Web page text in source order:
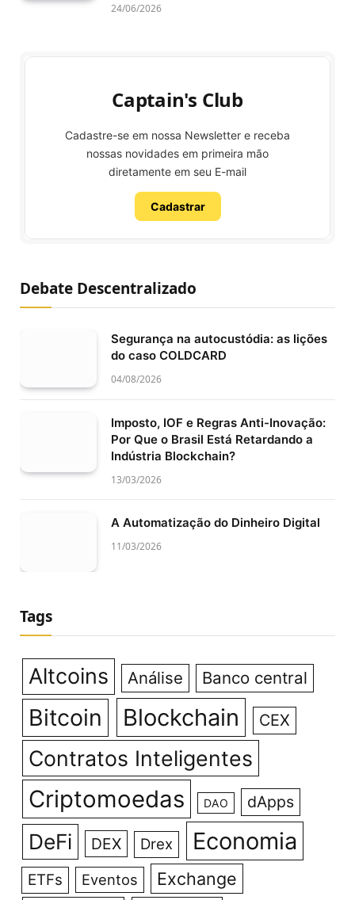
24/06/2026
Captain's Club
Cadastre-se em nossa Newsletter e receba
nossas novidades em primeira mão
diretamente em seu E-mail
Cadastrar
Debate Descentralizado
Segurança na autocustódia: as lições
do caso COLDCARD
04/08/2026
Imposto, IOF e Regras Anti-Inovação:
Por Que o Brasil Está Retardando a
Indústria Blockchain?
13/03/2026
A Automatização do Dinheiro Digital
11/03/2026
Tags
Altcoins Análise Banco central
Bitcoin Blockchain CEX
Contratos Inteligentes
Criptomoedas DAO dApps
DeFi DEX Drex Economia
ETFs Eventos Exchange